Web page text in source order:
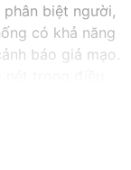
biệt người,
có khả năng
báo giả mạo.
và các tính
và bảo vệ an